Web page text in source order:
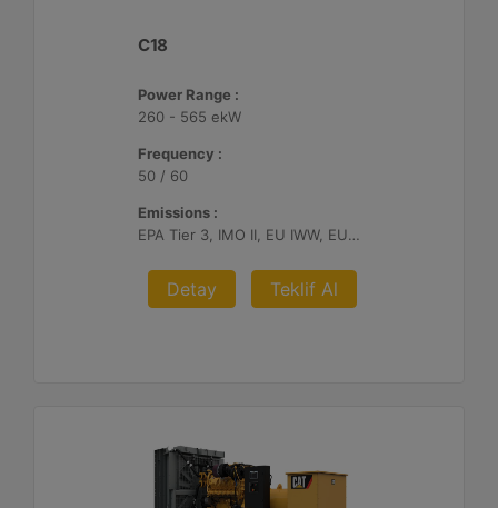
C18
Power Range :
260 - 565 ekW
Frequency :
50 / 60
Emissions :
EPA Tier 3, IMO II, EU IWW, EU Stage V, China II
Detay Teklif Al